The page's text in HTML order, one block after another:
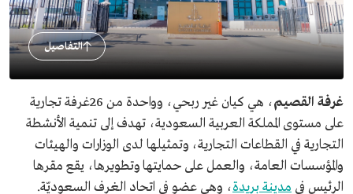
التفاصيل
غرفة القصيم
، هي كيان غير ربحي، وواحدة من 26غرفة تجارية
على مستوى المملكة العربية السعودية، تهدف إلى تنمية الأنشطة
التجارية في القطاعات التجارية، وتمثيلها لدى الوزارات والهيئات
والمؤسسات العامة، والعمل على حمايتها وتطويرها، يقع مقرها
الرئيس في مدينة بريدة، وهي عضو في اتحاد الغرف السعوديّة.